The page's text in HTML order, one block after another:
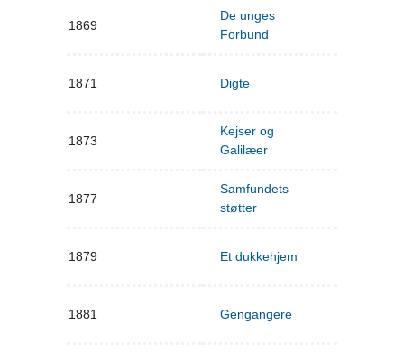
1869
De unges
Forbund
1871 Digte
1873
Kejser og
Galilæer
1877
Samfundets
støtter
1879 Et dukkehjem
1881 Gengangere